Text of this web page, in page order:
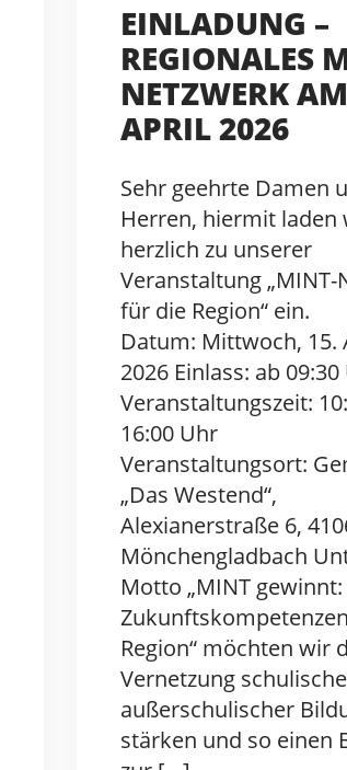
EINLADUNG –
REGIONALES
NETZWERK
APRIL 2026
Sehr geehrte Damen
Herren, hiermit laden
herzlich zu unserer
Veranstaltung „MINT-
für die Region“ ein.
Datum: Mittwoch, 15.
2026 Einlass: ab
Veranstaltungszeit:
16:00 Uhr
Veranstaltungsort:
„Das Westend“,
Alexianerstraße 6,
Mönchengladbach
Motto „MINT gewinnt:
Region“ möchten wir
Vernetzung
außerschulischer
stärken und so einen